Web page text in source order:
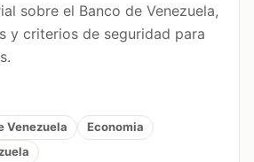
sobre el Banco de Venezuela,
y criterios de seguridad para
Venezuela
Economia